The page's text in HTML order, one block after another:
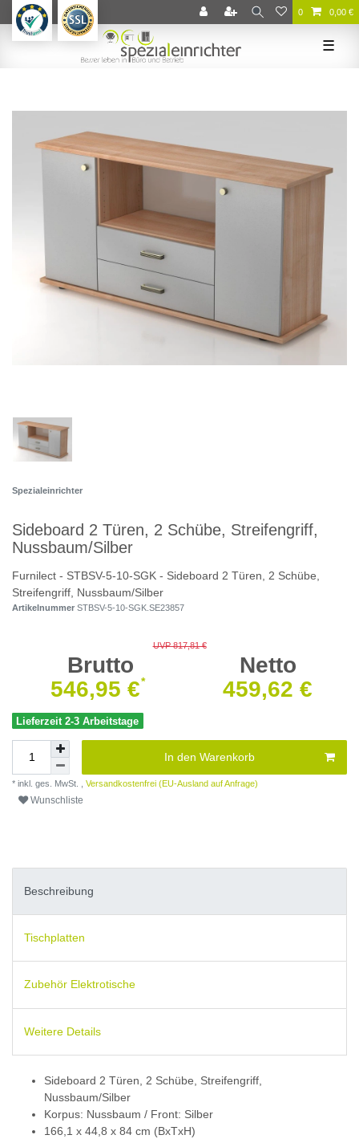
0 0,00 €
☰
Spezialeinrichter
Sideboard 2 Türen, 2 Schübe, Streifengriff,
Nussbaum/Silber
Furnilect - STBSV-5-10-SGK - Sideboard 2 Türen, 2 Schübe,
Streifengriff, Nussbaum/Silber
Artikelnummer STBSV-5-10-SGK.SE23857
UVP 817,81 €
Brutto
Netto
546,95 €
* 459,62 €
Lieferzeit 2-3 Arbeitstage
In den Warenkorb
* inkl. ges. MwSt. , Versandkostenfrei (EU-Ausland auf Anfrage)
Wunschliste
Beschreibung
Tischplatten
Zubehör Elektrotische
Weitere Details
Sideboard 2 Türen, 2 Schübe, Streifengriff,
Nussbaum/Silber
Korpus: Nussbaum / Front: Silber
166,1 x 44,8 x 84 cm (BxTxH)